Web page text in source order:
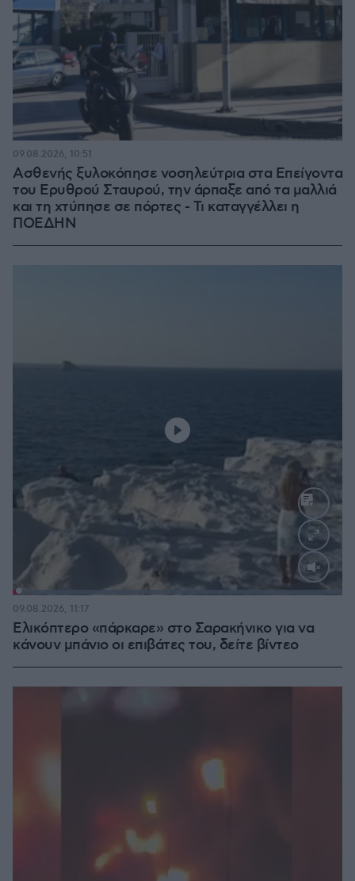
Ασθενής ξυλοκόπησε νοσηλεύτρια στα Επείγοντα
του Ερυθρού Σταυρού, την άρπαξε από τα μαλλιά
και τη χτύπησε σε πόρτες - Τι καταγγέλλει η
ΠΟΕΔΗΝ
09.08.2026, 10:51
Loaded
Ελικόπτερο «πάρκαρε» στο Σαρακήνικο για να
κάνουν μπάνιο οι επιβάτες του, δείτε βίντεο
09.08.2026, 11:17